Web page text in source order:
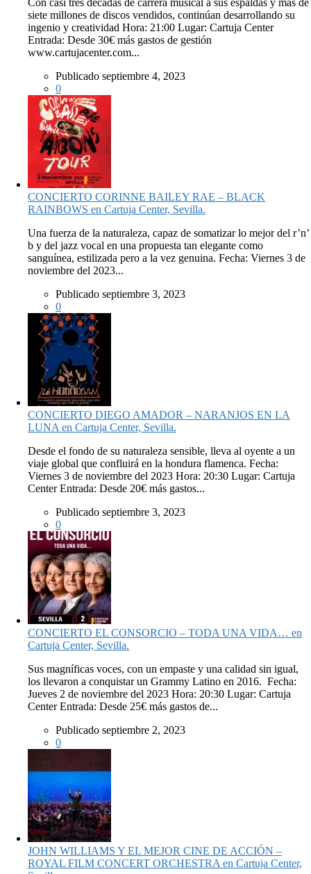
siete millones de discos vendidos, continúan desarrollando su
ingenio y creatividad Hora: 21:00 Lugar: Cartuja Center
Entrada: Desde 30€ más gastos de gestión
www.cartujacenter.com...
Publicado septiembre 4, 2023
0
CONCIERTO CORINNE BAILEY RAE – BLACK
RAINBOWS en Cartuja Center, Sevilla.
Una fuerza de la naturaleza, capaz de somatizar lo mejor del r’n’
b y del jazz vocal en una propuesta tan elegante como
sanguínea, estilizada pero a la vez genuina. Fecha: Viernes 3 de
noviembre del 2023...
Publicado septiembre 3, 2023
0
CONCIERTO DIEGO AMADOR – NARANJOS EN LA
LUNA en Cartuja Center, Sevilla.
Desde el fondo de su naturaleza sensible, lleva al oyente a un
viaje global que confluirá en la hondura flamenca. Fecha:
Viernes 3 de noviembre del 2023 Hora: 20:30 Lugar: Cartuja
Center Entrada: Desde 20€ más gastos...
Publicado septiembre 3, 2023
0
CONCIERTO EL CONSORCIO – TODA UNA VIDA… en
Cartuja Center, Sevilla.
Sus magníficas voces, con un empaste y una calidad sin igual,
los llevaron a conquistar un Grammy Latino en 2016. Fecha:
Jueves 2 de noviembre del 2023 Hora: 20:30 Lugar: Cartuja
Center Entrada: Desde 25€ más gastos de...
Publicado septiembre 2, 2023
0
JOHN WILLIAMS Y EL MEJOR CINE DE ACCIÓN –
ROYAL FILM CONCERT ORCHESTRA en Cartuja Center,